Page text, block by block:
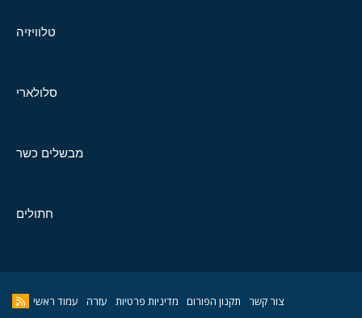
טלוויזיה
סלולארי
מבשלים כשר
חתולים
צור קשר תקנון הפורום מדיניות פרטיות עזרה עמוד ראשי